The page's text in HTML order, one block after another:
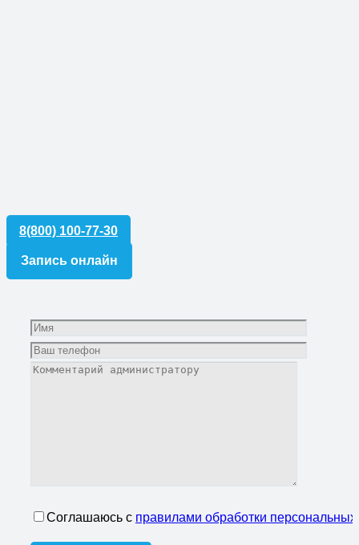
8(800) 100-77-30
Запись онлайн
Соглашаюсь с правилами обработки